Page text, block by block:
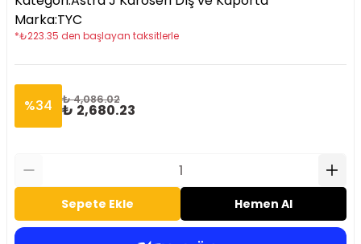
Marka:TYC
*₺223.35 den başlayan taksitlerle
%34 ₺ 4,086.02
₺ 2,680.23
Sepete Ekle Hemen Al